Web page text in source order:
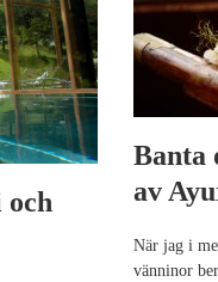
och
Banta
av
När jag i
vänninor